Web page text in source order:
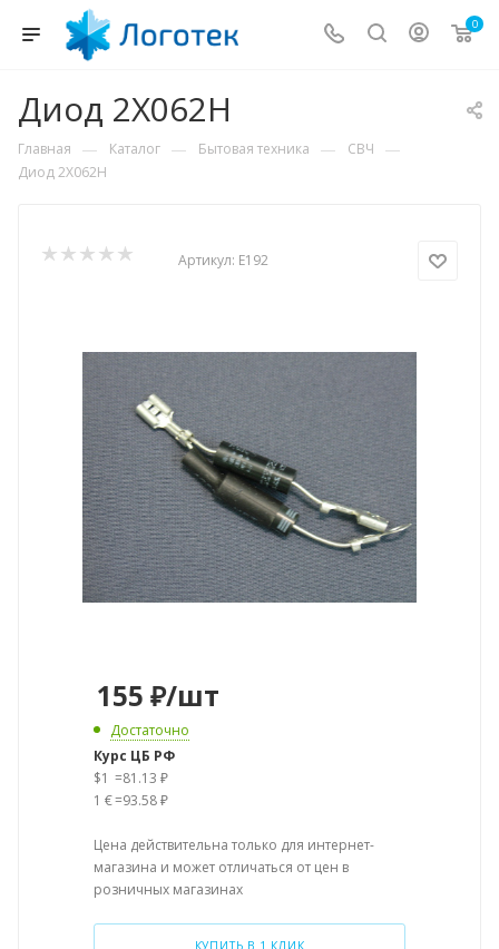
0
Диод 2X062H
Главная — Каталог — Бытовая техника — СВЧ —
Диод 2X062H
Артикул: E192
155 ₽/шт
Достаточно
Курс ЦБ РФ
$1 =81.13 ₽
1 €=93.58 ₽
Цена действительна только для интернет-
магазина и может отличаться от цен в
розничных магазинах
КУПИТЬ В 1 КЛИК